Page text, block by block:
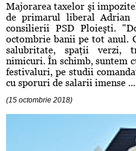
Majorarea taxelor şi
de primarul liberal Adrian
consilierii PSD Ploieşti.
octombrie banii pe tot anul.
salubritate, spaţii verzi,
nimicuri. În schimb, suntem
festivaluri, pe studii
cu sporuri de salarii imense ...
(15 octombrie 2018)